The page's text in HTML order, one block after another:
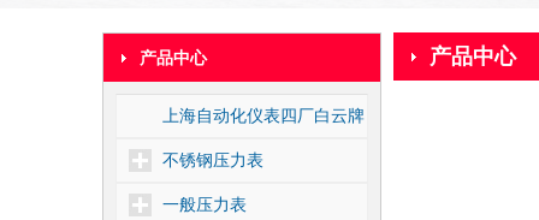
产品中心
上海自动化仪表四厂白云牌
不锈钢压力表
一般压力表
产品中心